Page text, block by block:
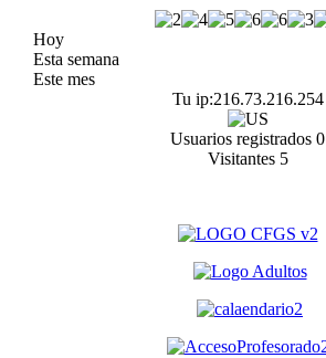
Hoy
Esta semana
Este mes
Tu ip:216.73.216.254
Usuarios registrados 0
Visitantes 5